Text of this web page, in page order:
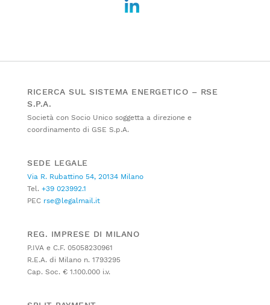
RICERCA SUL SISTEMA ENERGETICO – RSE
S.P.A.
Società con Socio Unico soggetta a direzione e
coordinamento di GSE S.p.A.
SEDE LEGALE
Via R. Rubattino 54, 20134 Milano
Tel. +39 023992.1
PEC rse@legalmail.it
REG. IMPRESE DI MILANO
P.IVA e C.F. 05058230961
R.E.A. di Milano n. 1793295
Cap. Soc. € 1.100.000 i.v.